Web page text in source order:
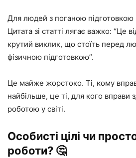
Для людей з поганою підготовкою
Цитата зі статті лягає важко: “Це
крутий виклик, що стоїть перед
фізичною підготовкою”.
Це майже жорстоко. Ті, кому
найбільше, це ті, для кого
роботою у світі.
Особисті цілі чи
роботи? 🤔